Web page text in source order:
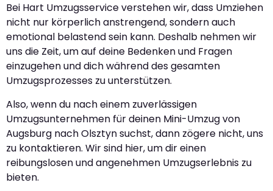
Bei Hart Umzugsservice verstehen wir, dass Umziehen
nicht nur körperlich anstrengend, sondern auch
emotional belastend sein kann. Deshalb nehmen wir
uns die Zeit, um auf deine Bedenken und Fragen
einzugehen und dich während des gesamten
Umzugsprozesses zu unterstützen.
Also, wenn du nach einem zuverlässigen
Umzugsunternehmen für deinen Mini-Umzug von
Augsburg nach Olsztyn suchst, dann zögere nicht, uns
zu kontaktieren. Wir sind hier, um dir einen
reibungslosen und angenehmen Umzugserlebnis zu
bieten.